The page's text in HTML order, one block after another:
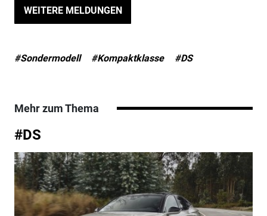
WEITERE MELDUNGEN
#Sondermodell #Kompaktklasse #DS
Mehr zum Thema
#DS